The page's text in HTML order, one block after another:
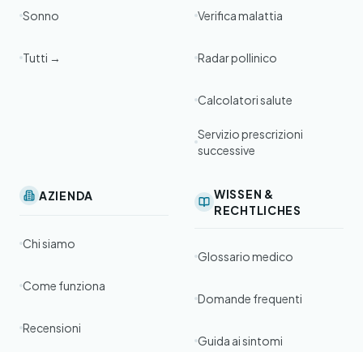
Sonno
Tutti →
Verifica malattia
Radar pollinico
Calcolatori salute
Servizio prescrizioni
successive
AZIENDA
Chi siamo
Come funziona
Recensioni
WISSEN &
RECHTLICHES
Glossario medico
Domande frequenti
Guida ai sintomi